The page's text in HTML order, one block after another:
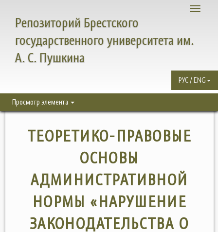
Toggle
Репозиторий Брестского
государственного университета им.
А. С. Пушкина
РУС / ENG
Просмотр элемента
ТЕОРЕТИКО-ПРАВОВЫЕ
ОСНОВЫ
АДМИНИСТРАТИВНОЙ
НОРМЫ «НАРУШЕНИЕ
ЗАКОНОДАТЕЛЬСТВА О